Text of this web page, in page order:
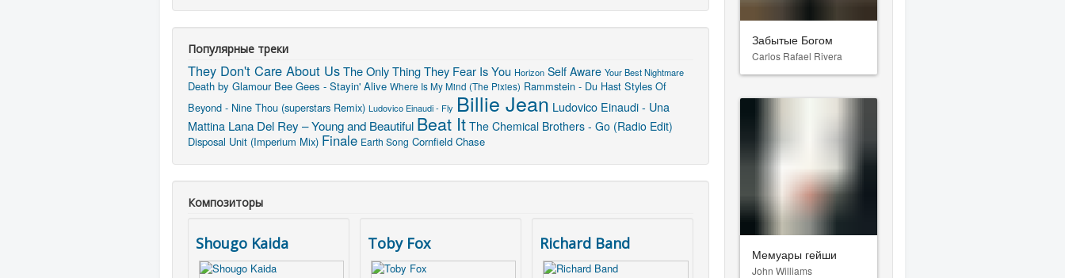
Популярные треки
They Don't Care About UsThe Only Thing They Fear Is You Horizon Self Aware Your Best Nightmare
Death by Glamour Bee Gees - Stayin' Alive Where Is My Mind (The Pixies) Rammstein - Du Hast Styles Of
Beyond - Nine Thou (superstars Remix) Ludovico Einaudi - Fly Billie Jean Ludovico Einaudi - Una
Mattina Lana Del Rey – Young and Beautiful Beat It The Chemical Brothers - Go (Radio Edit)
Disposal Unit (Imperium Mix) Finale Earth Song Cornfield Chase
Композиторы
Shougo Kaida Toby Fox Richard Band
Забытые Богом
Carlos Rafael Rivera
Мемуары гейши
John Williams